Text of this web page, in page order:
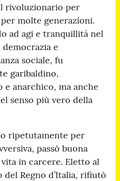
rivoluzionario per
molte generazioni.
ad agi e tranquillità nel
e
sociale, fu
garibaldino,
e anarchico, ma anche
senso più vero della
ripetutamente per
passò buona
in carcere. Eletto al
del Regno d’Italia, rifiutò